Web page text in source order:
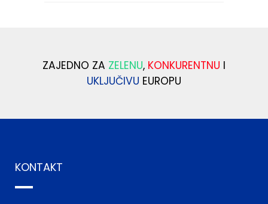
ZAJEDNO ZA ZELENU, KONKURENTNU I
UKLJUČIVU EUROPU
KONTAKT